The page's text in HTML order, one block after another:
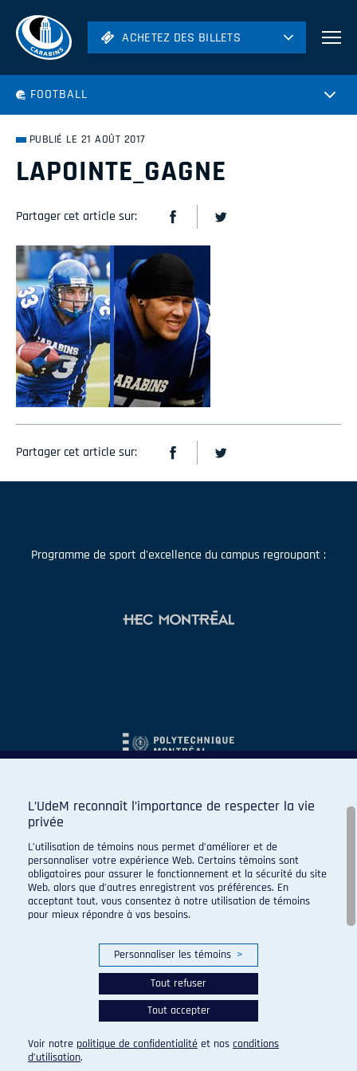
ACHETEZ DES BILLETS
Volleyball
ACHETEZ DES BILLETS
FOOTBALL
PUBLIÉ LE 21 AOÛT 2017
LAPOINTE_GAGNE
Partager cet article sur:
Partager cet article sur:
Programme de sport d'excellence du campus regroupant :
© 2026 Carabins de l'Université de Montréal. Tous droits
réservés.
Paramètres des témoins
L’UdeM reconnaît l’importance de respecter la vie
privée
L’utilisation de témoins nous permet d’améliorer et de
personnaliser votre expérience Web. Certains témoins sont
obligatoires pour assurer le fonctionnement et la sécurité du site
Web, alors que d’autres enregistrent vos préférences. En
acceptant tout, vous consentez à notre utilisation de témoins
pour mieux répondre à vos besoins.
Personnaliser les témoins >
Tout refuser
Tout accepter
Voir notre politique de confidentialité et nos conditions
d’utilisation.